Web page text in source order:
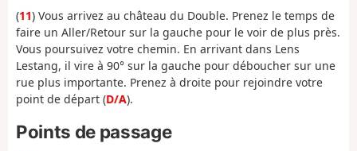
(11) Vous arrivez au château du Double. Prenez le temps de
faire un Aller/Retour sur la gauche pour le voir de plus près.
Vous poursuivez votre chemin. En arrivant dans Lens
Lestang, il vire à 90° sur la gauche pour déboucher sur une
rue plus importante. Prenez à droite pour rejoindre votre
point de départ (D/A).
Points de passage